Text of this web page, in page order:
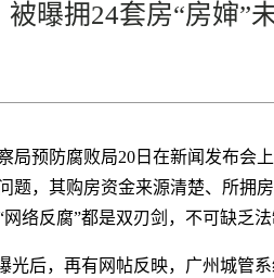
被曝拥24套房“房婶”
预防腐败局20日在新闻发布会上
题，其购房资金来源清楚、所拥
络反腐”都是双刃剑，不可缺乏法
光后，再有网帖反映，广州城管